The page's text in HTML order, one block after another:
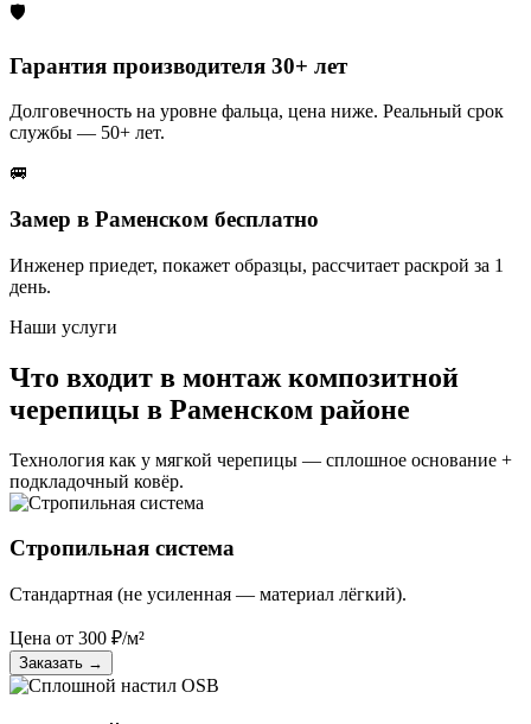
🛡️
Гарантия производителя 30+ лет
Долговечность на уровне фальца, цена ниже. Реальный срок
службы — 50+ лет.
🚐
Замер в Раменском бесплатно
Инженер приедет, покажет образцы, рассчитает раскрой за 1
день.
Наши услуги
Что входит в монтаж композитной
черепицы в Раменском районе
Технология как у мягкой черепицы — сплошное основание +
подкладочный ковёр.
Стропильная система
Стандартная (не усиленная — материал лёгкий).
Цена от 300 ₽/м²
Заказать →